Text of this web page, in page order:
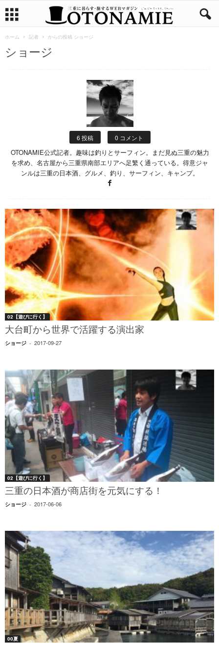
ホーム 記者 からの投稿 ショージ
ショージ
6 投稿 0 コメント
OTONAMIE公式記者。趣味は釣りとサーフィン。まだ見ぬ三重の魅力
を求め、名古屋から三重県南部エリアへ足繁く通っている。得意ジャ
ンルは三重の日本酒、グルメ、釣り、サーフィン、キャンプ。
02【遊びに行く】
大台町から世界で活躍する演出家
ショージ - 2017-09-27
02【遊びに行く】
三重の日本酒が商店街を元気にする！
ショージ - 2017-06-06
00夏